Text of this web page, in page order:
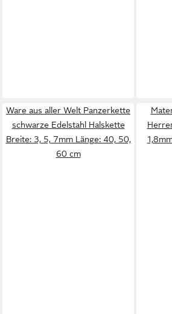
Ware aus aller Welt Panzerkette
schwarze Edelstahl Halskette
Breite: 3, 5, 7mm Länge: 40, 50,
60 cm